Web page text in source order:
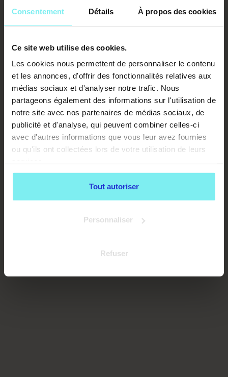
Consentement Détails À propos des cookies
Ce site web utilise des cookies.
Les cookies nous permettent de personnaliser le contenu
et les annonces, d'offrir des fonctionnalités relatives aux
médias sociaux et d'analyser notre trafic. Nous
partageons également des informations sur l'utilisation de
notre site avec nos partenaires de médias sociaux, de
publicité et d'analyse, qui peuvent combiner celles-ci
avec d'autres informations que vous leur avez fournies
ou qu'ils ont collectées lors de votre utilisation de leurs
Tout autoriser
Personnaliser
Refuser